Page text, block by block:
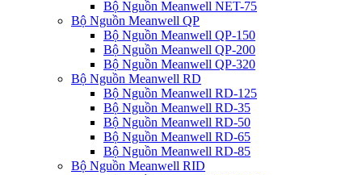
Bộ Nguồn Meanwell NET-75
Bộ Nguồn Meanwell QP
Bộ Nguồn Meanwell QP-150
Bộ Nguồn Meanwell QP-200
Bộ Nguồn Meanwell QP-320
Bộ Nguồn Meanwell RD
Bộ Nguồn Meanwell RD-125
Bộ Nguồn Meanwell RD-35
Bộ Nguồn Meanwell RD-50
Bộ Nguồn Meanwell RD-65
Bộ Nguồn Meanwell RD-85
Bộ Nguồn Meanwell RID